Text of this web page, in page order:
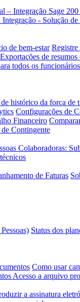
– Integração Sage 200
- Solução de
de bem-estar Registre
Exportações de resumos
todos os
histórico da força de
Configurações de
Financeiro
Contingente
Colaboradoras:
de Faturas
Status dos
Como usar
Acesso a arquivo
a assinatura